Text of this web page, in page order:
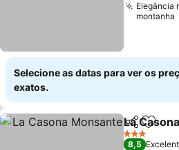
Elegância
montanha
Selecione as datas para ver os
exatos.
Partilhar
La
3 Estrelas
8,5